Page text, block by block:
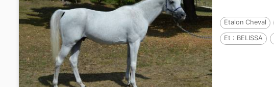
Etalon Cheval
Et : BELISSA